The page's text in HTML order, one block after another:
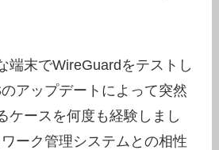
端末でWireGuardをテストし
アップデートによって突然
ケースを何度も経験しまし
ーク管理システムとの相性